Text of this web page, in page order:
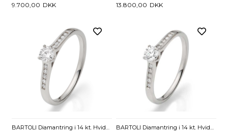
9.700,00 DKK 13.800,00 DKK
BARTOLI Diamantring i 14 kt. Hvidguld med Diamanter - 0,28 ct BARTOLI Diamantring i 14 kt. Hvidguld med Diamanter - 0,33 ct.